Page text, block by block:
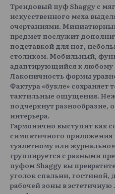
Joya 001 Joya 002
Joya 005 Joya 006
Показать еще
Merino
Merino 001 Merino 002
Трендовый пуф Shaggy с
искусственного меха
очертаниями.
предмет послужит
подставкой для ног,
столиком. Мобильный,
адаптирующийся к
Лаконичность формы
Фактура «букле» сохраняет
тактильные ощущения.
подчеркнут разнообразие,
интерьера.
Гармонично выступит как
симпатичного приложения
туалетному или
группируется с разными
пуфом Shaggy вы
уголок спальни, гостиной,
рабочей зоны в